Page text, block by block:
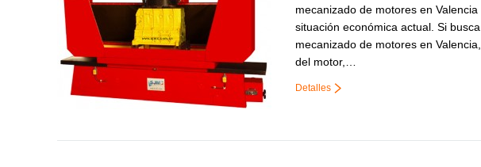
mecanizado de motores en
situación económica actual. Si
mecanizado de motores en
del motor,…
Detalles